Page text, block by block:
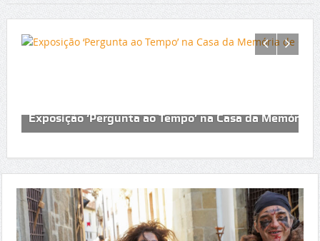
Câmara de Viana entrega chaves de 60 casas e
Darque
Exposição ‘Pergunta ao Tempo’ na Casa da Memória